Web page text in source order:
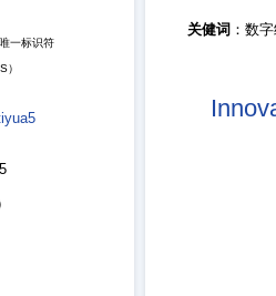
一标识符
）
关健词 ：数